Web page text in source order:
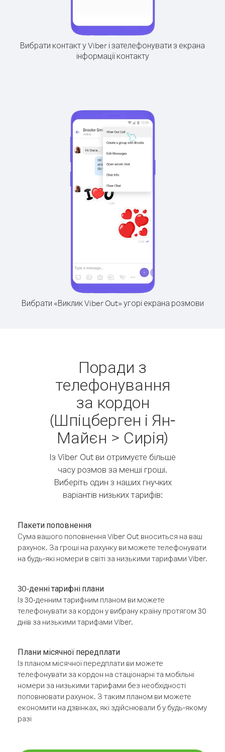
Вибрати контакт у Viber і зателефонувати з екрана
інформації контакту
Вибрати «Виклик Viber Out» угорі екрана розмови
Поради з
телефонування
за кордон
(Шпіцберген і Ян-
Майєн > Сирія)
Із Viber Out ви отримуєте більше
часу розмов за менші гроші.
Виберіть один з наших гнучких
варіантів низьких тарифів:
Пакети поповнення
Сума вашого поповнення Viber Out вноситься на ваш
рахунок. За гроші на рахунку ви можете телефонувати
на будь-які номери в світі за низькими тарифами Viber.
30-денні тарифні плани
Із 30-денним тарифним планом ви можете
телефонувати за кордон у вибрану країну протягом 30
днів за низькими тарифами Viber.
Плани місячної передплати
Із планом місячної передплати ви можете
телефонувати за кордон на стаціонарні та мобільні
номери за низькими тарифами без необхідності
поповнювати рахунок. З таким планом ви можете
економити на дзвінках, які здійснювали б у будь-якому
разі